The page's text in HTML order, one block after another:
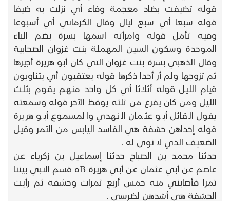
قوله تضيفت بضاد معجمة وفاء أي نزلت به ضيفا
قوله سبعا أي سبع ليال وقال الكرماني أي أسبوعا
وفيه تأمل قوله وامرأته اسمها بسرة بضم الباء
الموحدة وسكون السين المهملة بنت غزوان الصحابية
وقال الذهبي بسرة بنت غزوان التي كان أبو هريرة أجيرها
ثم تزوجها ولم أر أحدا ذكرها قوله يعتقبون أي يتناوبون
قيام الليل قوله أثلاثا أي كل واحد منهم يقوم بثلث
الليل ومن كان يفرغ من ثلثه يوقظ الآخر قوله وسمعته
يقول القائل أبو عثمان النهدي والمسموع أبو هريرة
قوله إحداهن حشفة هي الفاسد اليابس من التمر وقيل
الضعيف الذي لا نوى له .
حدثنا محمد بن الصباح حدثنا إسماعيل بن زكرياء عن
عاصم عن أبي عثمان عن أبي هريرة Bه قسم النبي بيننا
تمرا فأصابني منه خمس أربع ثمرات وحشفة ثم رأيت
الحشفة هي أشدهن لضرسي .